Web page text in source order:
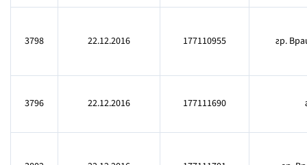
3798 22.12.2016 177110955 гр.
3796 22.12.2016 177111690